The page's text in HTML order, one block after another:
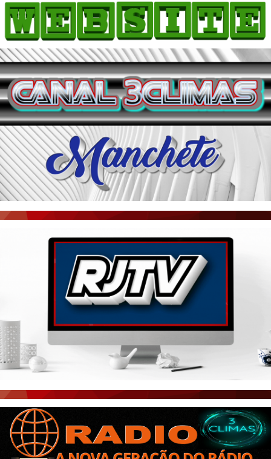
HOME
COMO ANUNCIAR
JORNAIS DO BRASIL
PODCAST/NOTÍCIAS
AS NOTÍCIAS DO DIA
ACONTECEU...VIROU MANCHETE!
BLOGS & COLUNAS
AGÊNCIA DE NOTÍCIAS
CNN BRASIL
PORTAL CEARÁ
ÚLTIMAS POSTAGENS
BOAS NOTÍCIAS...VIRAM MANCHETE!
CEARÁ BRASIL NOTÍCIAS
CEARÁ BRASIL MUNDO 1
BRASIL DE FATO